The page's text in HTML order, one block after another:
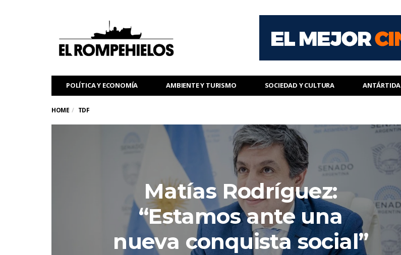
POLÍTICA Y ECONOMÍA AMBIENTE Y TURISMO SOCIEDAD Y CULTURA ANTÁRTIDA
HOME TDF
Matías Rodríguez:
“Estamos ante una
nueva conquista social”